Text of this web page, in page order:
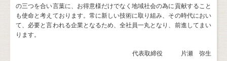
の三つを合い言葉に、お得意様だけでなく地域社会の為に貢献すること
も使命と考えております。常に新しい技術に取り組み、その時代におい
て、必要と言われる企業となるため、全社員一丸となり、前進してまい
ります。
代表取締役 片瀬 弥生